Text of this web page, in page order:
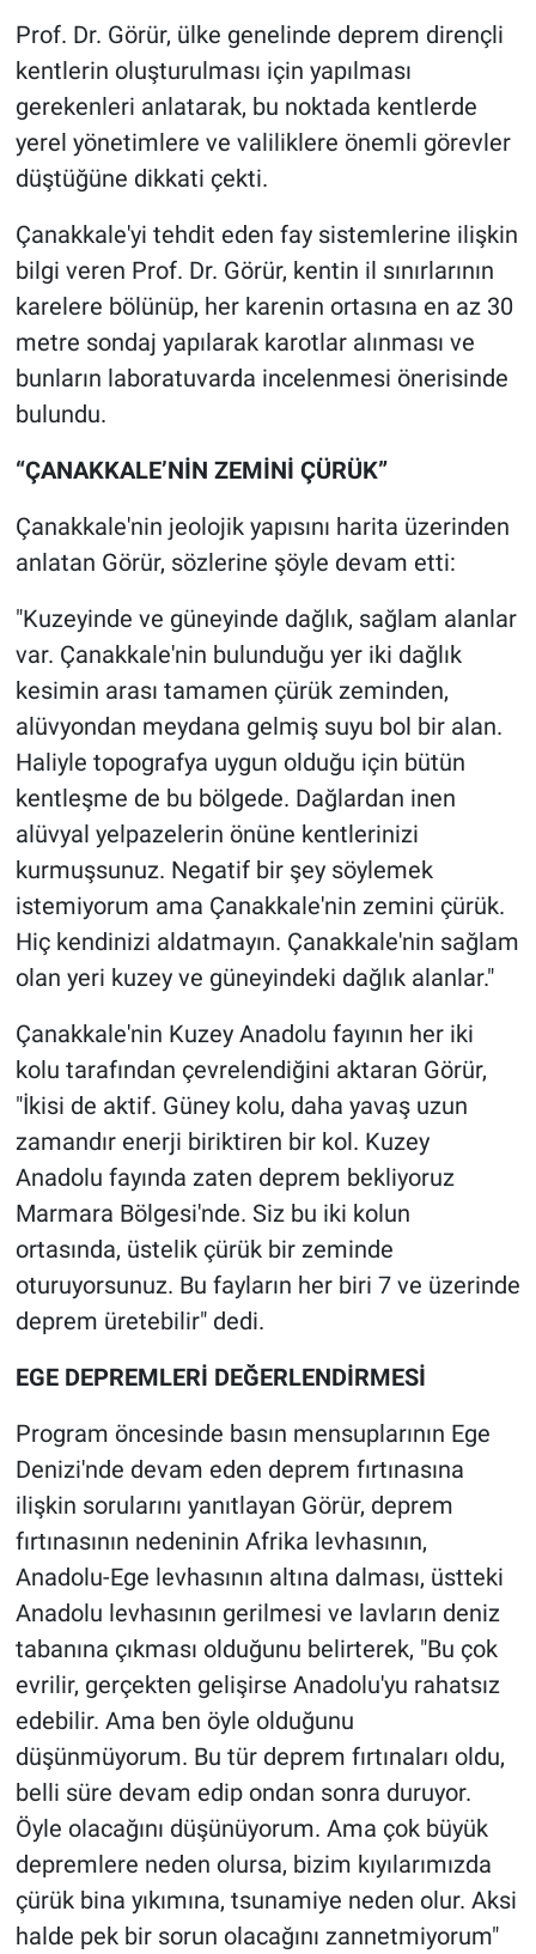
Prof. Dr. Görür, ülke genelinde deprem dirençli
kentlerin oluşturulması için yapılması
gerekenleri anlatarak, bu noktada kentlerde
yerel yönetimlere ve valiliklere önemli görevler
düştüğüne dikkati çekti.
Çanakkale'yi tehdit eden fay sistemlerine ilişkin
bilgi veren Prof. Dr. Görür, kentin il sınırlarının
karelere bölünüp, her karenin ortasına en az 30
metre sondaj yapılarak karotlar alınması ve
bunların laboratuvarda incelenmesi önerisinde
bulundu.
“ÇANAKKALE’NİN ZEMİNİ ÇÜRÜK”
Çanakkale'nin jeolojik yapısını harita üzerinden
anlatan Görür, sözlerine şöyle devam etti:
"Kuzeyinde ve güneyinde dağlık, sağlam alanlar
var. Çanakkale'nin bulunduğu yer iki dağlık
kesimin arası tamamen çürük zeminden,
alüvyondan meydana gelmiş suyu bol bir alan.
Haliyle topografya uygun olduğu için bütün
kentleşme de bu bölgede. Dağlardan inen
alüvyal yelpazelerin önüne kentlerinizi
kurmuşsunuz. Negatif bir şey söylemek
istemiyorum ama Çanakkale'nin zemini çürük.
Hiç kendinizi aldatmayın. Çanakkale'nin sağlam
olan yeri kuzey ve güneyindeki dağlık alanlar."
Çanakkale'nin Kuzey Anadolu fayının her iki
kolu tarafından çevrelendiğini aktaran Görür,
"İkisi de aktif. Güney kolu, daha yavaş uzun
zamandır enerji biriktiren bir kol. Kuzey
Anadolu fayında zaten deprem bekliyoruz
Marmara Bölgesi'nde. Siz bu iki kolun
ortasında, üstelik çürük bir zeminde
oturuyorsunuz. Bu fayların her biri 7 ve üzerinde
deprem üretebilir" dedi.
EGE DEPREMLERİ DEĞERLENDİRMESİ
Program öncesinde basın mensuplarının Ege
Denizi'nde devam eden deprem fırtınasına
ilişkin sorularını yanıtlayan Görür, deprem
fırtınasının nedeninin Afrika levhasının,
Anadolu-Ege levhasının altına dalması, üstteki
Anadolu levhasının gerilmesi ve lavların deniz
tabanına çıkması olduğunu belirterek, "Bu çok
evrilir, gerçekten gelişirse Anadolu'yu rahatsız
edebilir. Ama ben öyle olduğunu
düşünmüyorum. Bu tür deprem fırtınaları oldu,
belli süre devam edip ondan sonra duruyor.
Öyle olacağını düşünüyorum. Ama çok büyük
depremlere neden olursa, bizim kıyılarımızda
çürük bina yıkımına, tsunamiye neden olur. Aksi
halde pek bir sorun olacağını zannetmiyorum"